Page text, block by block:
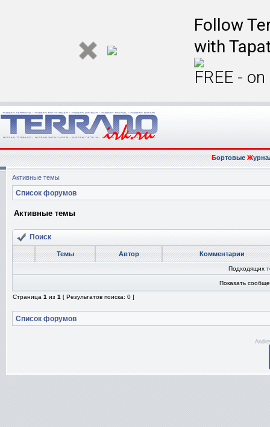
Follow
with
FREE -
БортовыеЖ
Активные темы
Список форумов
Активные темы
Поиск
Темы Автор Комментарии
Подходящих
Показать
Страница 1 из 1 [ Результатов поиска: 0 ]
Список форумов